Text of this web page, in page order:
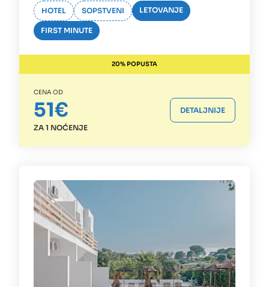
HOTEL SOPSTVENI LETOVANJE
FIRST MINUTE
20% POPUSTA
CENA OD
51€
ZA 1 NOĆENJE
DETALJNIJE